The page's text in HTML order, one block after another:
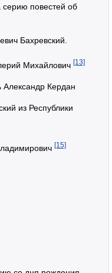
серию повестей об
Бахревский.
Михайлович [13]
Александр Кердан
из Республики
[15]